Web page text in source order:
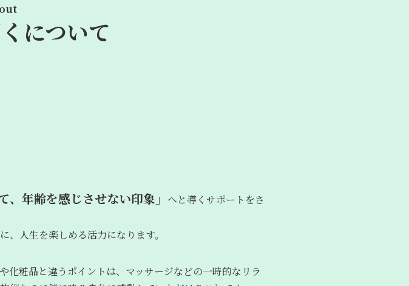
について
、年齢を感じさせない印象」
へと導くサポートをさ
人生を楽しめる活力になります。
粧品と違うポイントは、マッサージなどの一時的なリラ